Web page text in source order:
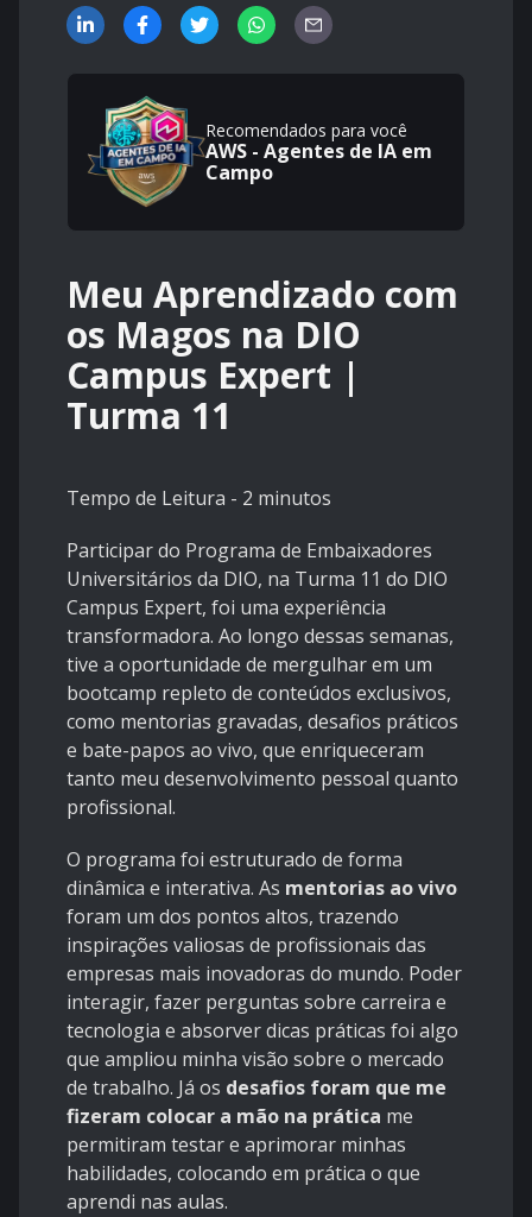
Recomendados para você
AWS - Agentes de IA em
Campo
Meu Aprendizado com
os Magos na DIO
Campus Expert |
Turma 11
Tempo de Leitura - 2 minutos
Participar do Programa de Embaixadores
Universitários da DIO, na Turma 11 do DIO
Campus Expert, foi uma experiência
transformadora. Ao longo dessas semanas,
tive a oportunidade de mergulhar em um
bootcamp repleto de conteúdos exclusivos,
como mentorias gravadas, desafios práticos
e bate-papos ao vivo, que enriqueceram
tanto meu desenvolvimento pessoal quanto
profissional.
O programa foi estruturado de forma
dinâmica e interativa. As mentorias ao vivo
foram um dos pontos altos, trazendo
inspirações valiosas de profissionais das
empresas mais inovadoras do mundo. Poder
interagir, fazer perguntas sobre carreira e
tecnologia e absorver dicas práticas foi algo
que ampliou minha visão sobre o mercado
de trabalho. Já os desafios foram que me
fizeram colocar a mão na prática me
permitiram testar e aprimorar minhas
habilidades, colocando em prática o que
aprendi nas aulas.